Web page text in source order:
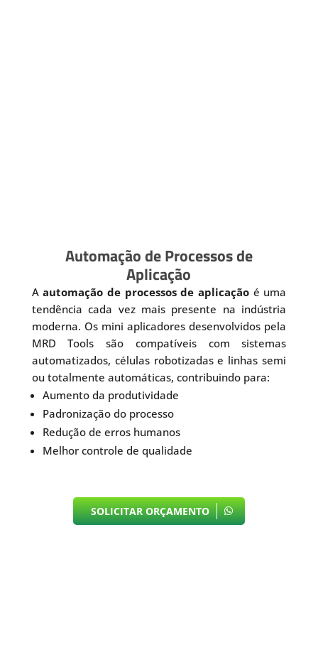
Automação de Processos de
Aplicação
Aautomação de processos de aplicaçãoé uma
tendência cada vez mais presente na indústria
moderna. Os mini aplicadores desenvolvidos pela
MRD Tools são compatíveis com sistemas
automatizados, células robotizadas e linhas semi
ou totalmente automáticas, contribuindo para:
Aumento da produtividade
Padronização do processo
Redução de erros humanos
Melhor controle de qualidade
SOLICITAR ORÇAMENTO